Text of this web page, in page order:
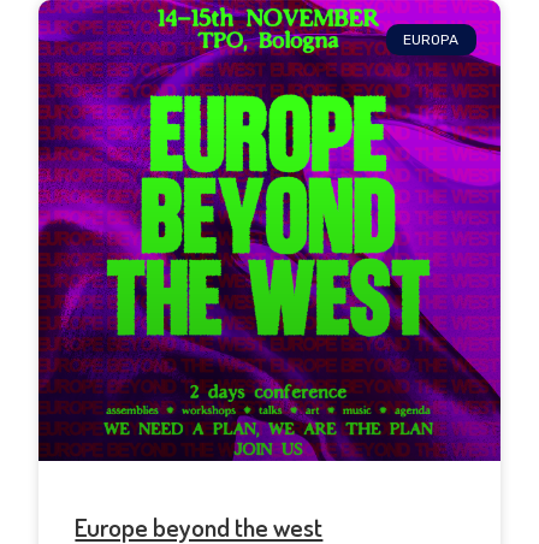
EUROPA
Europe beyond the west